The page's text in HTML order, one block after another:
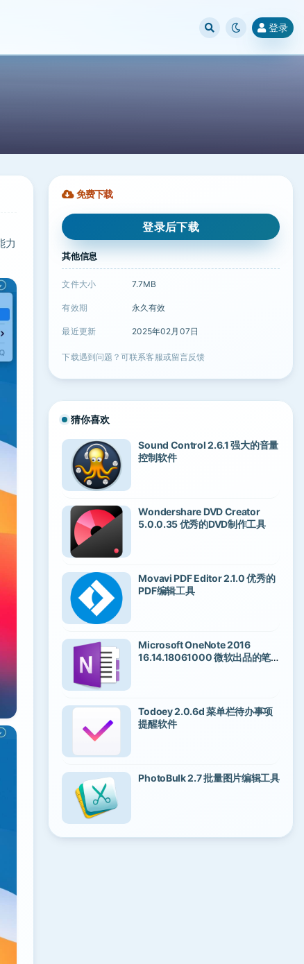
登录
力
免费下载
登录后下载
其他信息
文件大小 7.7MB
有效期 永久有效
最近更新 2025年02月07日
下载遇到问题？可联系客服或留言反馈
猜你喜欢
Sound Control 2.6.1 强大的音量
控制软件
Wondershare DVD Creator
5.0.0.35 优秀的DVD制作工具
Movavi PDF Editor 2.1.0 优秀的
PDF编辑工具
Microsoft OneNote 2016
16.14.18061000 微软出品的笔
Todoey 2.0.6d 菜单栏待办事项
提醒软件
PhotoBulk 2.7 批量图片编辑工具